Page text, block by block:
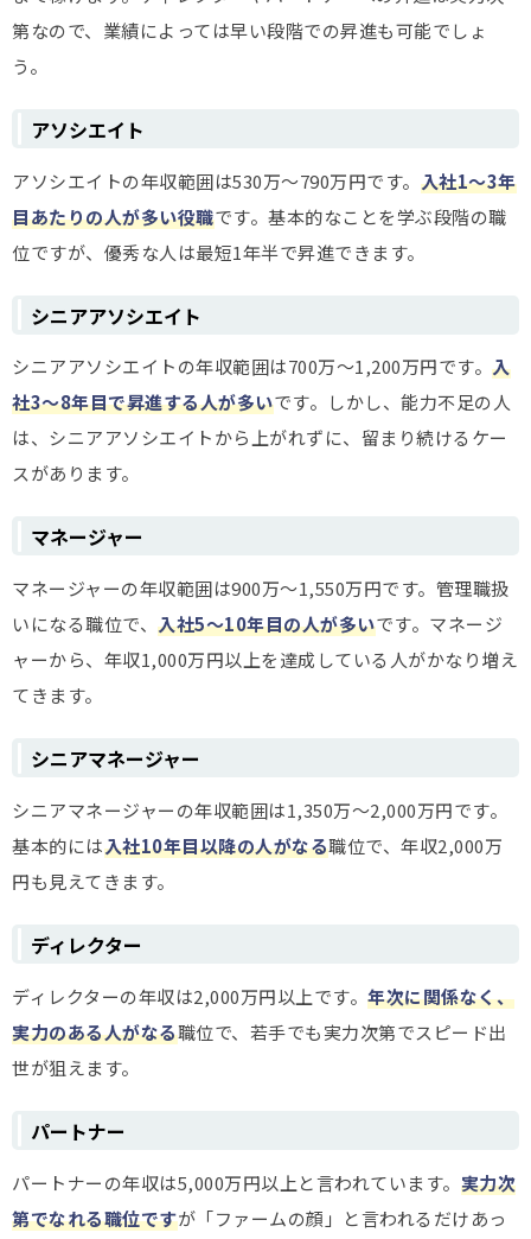
第なので、業績によっては早い段階での昇進も可能でしょ
う。
アソシエイト
アソシエイトの年収範囲は530万～790万円です。 入社1～3年
目あたりの人が多い役職です。基本的なことを学ぶ段階の職
位ですが、優秀な人は最短1年半で昇進できます。
シニアアソシエイト
シニアアソシエイトの年収範囲は700万～1,200万円です。 入
社3～8年目で昇進する人が多いです。しかし、能力不足の人
は、シニアアソシエイトから上がれずに、留まり続けるケー
スがあります。
マネージャー
マネージャーの年収範囲は900万～1,550万円です。管理職扱
いになる職位で、 入社5～10年目の人が多いです。マネージ
ャーから、年収1,000万円以上を達成している人がかなり増え
てきます。
シニアマネージャー
シニアマネージャーの年収範囲は1,350万～2,000万円です。
基本的には入社10年目以降の人がなる職位で、年収2,000万
円も見えてきます。
ディレクター
ディレクターの年収は2,000万円以上です。 年次に関係なく、
実力のある人がなる職位で、若手でも実力次第でスピード出
世が狙えます。
パートナー
パートナーの年収は5,000万円以上と言われています。 実力次
第でなれる職位ですが「ファームの顔」と言われるだけあっ